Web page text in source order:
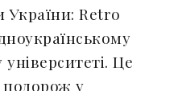
України: Retro
Це
у